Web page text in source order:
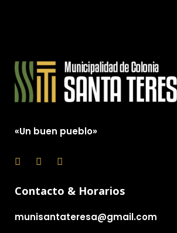
«Un buen pueblo»
Contacto & Horarios
munisantateresa@gmail.com